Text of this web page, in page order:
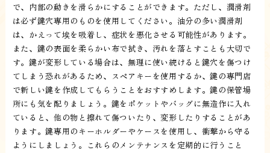
で、内部の動きを滑らかにすることができます。ただし、潤滑剤
は必ず鍵穴専用のものを使用してください。油分の多い潤滑剤
は、かえって埃を吸着し、症状を悪化させる可能性があります。
また、鍵の表面を柔らかい布で拭き、汚れを落とすことも大切で
す。鍵が変形している場合は、無理に使い続けると鍵穴を傷つけ
てしまう恐れがあるため、スペアキーを使用するか、鍵の専門店
で新しい鍵を作成してもらうことをおすすめします。鍵の保管場
所にも気を配りましょう。鍵をポケットやバッグに無造作に入れ
ていると、他の物と擦れて傷ついたり、変形したりすることがあ
ります。鍵専用のキーホルダーやケースを使用し、衝撃から守る
ようにしましょう。これらのメンテナンスを定期的に行うこと